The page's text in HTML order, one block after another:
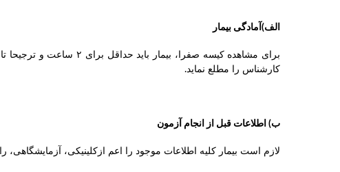
الف)آمادگی بیمار
کارشناس را مطلع نماید.
ب) اطلاعات قبل از انجام آزمون
لازم است بیمار کلیه اطلاعات موجود را اعم ازکلینیکی،